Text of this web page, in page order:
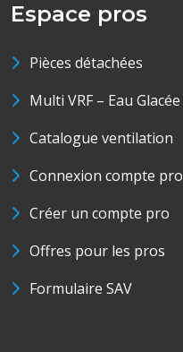
Espace pros
Pièces détachées
Multi VRF – Eau Glacée
Catalogue ventilation
Connexion compte pro
Créer un compte pro
Offres pour les pros
Formulaire SAV